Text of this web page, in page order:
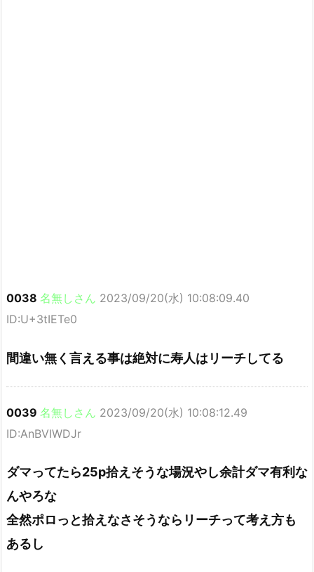
0038 名無しさん 2023/09/20(水) 10:08:09.40
ID:U+3tIETe0
間違い無く言える事は絶対に寿人はリーチしてる
0039 名無しさん 2023/09/20(水) 10:08:12.49
ID:AnBVIWDJr
ダマってたら25p拾えそうな場況やし余計ダマ有利な
んやろな
全然ポロっと拾えなさそうならリーチって考え方も
あるし